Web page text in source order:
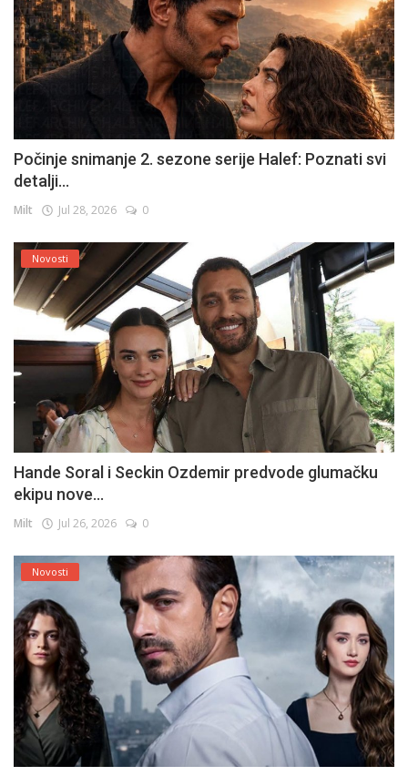
Počinje snimanje 2. sezone serije Halef: Poznati svi
detalji...
Milt Jul 28, 2026 0
Novosti
Hande Soral i Seckin Ozdemir predvode glumačku
ekipu nove...
Milt Jul 26, 2026 0
Novosti